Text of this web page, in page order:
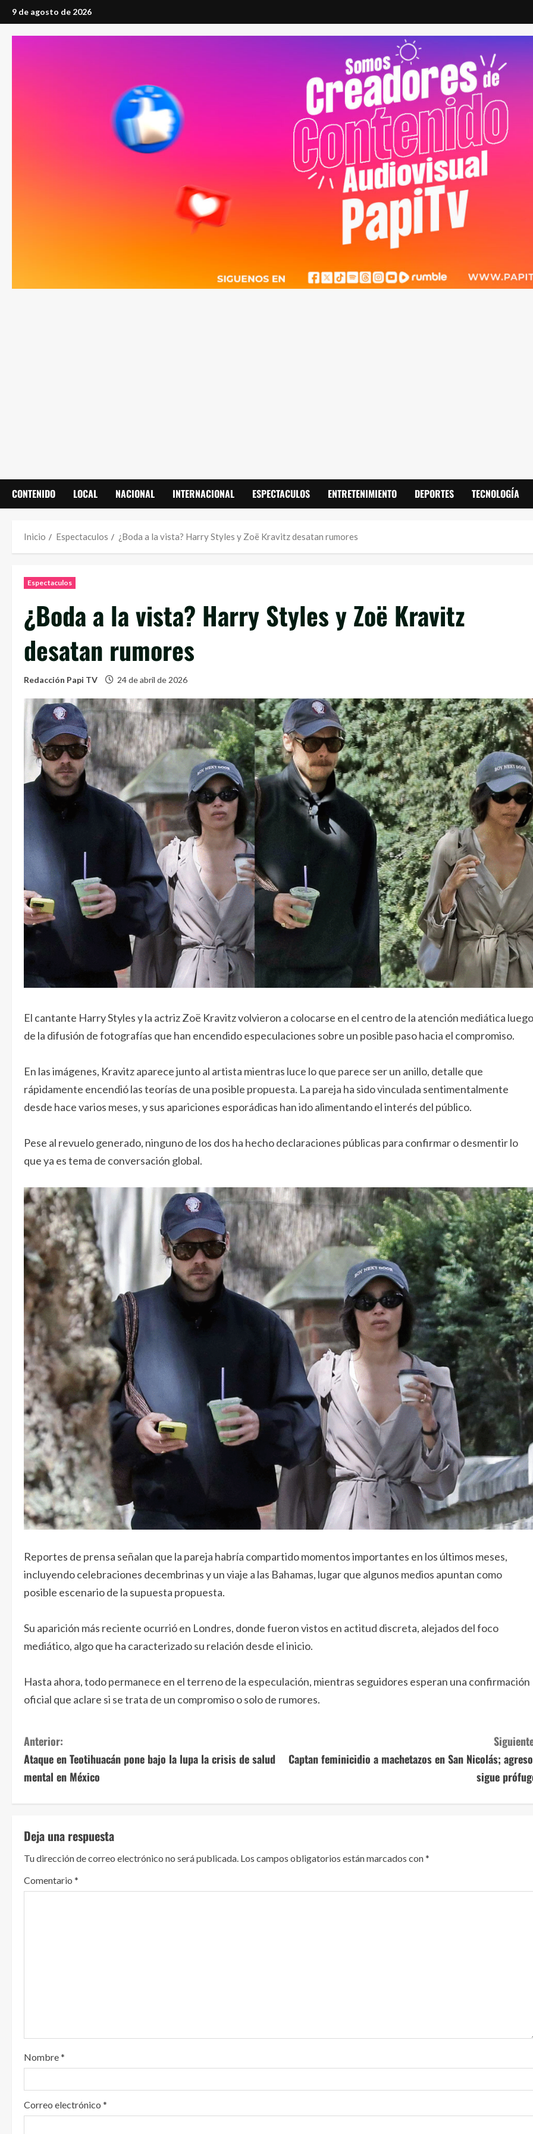
Saltar
al
contenido
9 de agosto de 2026
CONTENIDO LOCAL NACIONAL INTERNACIONAL ESPECTACULOS ENTRETENIMIENTO DEPORTES TECNOLOGÍA
Inicio Espectaculos ¿Boda a la vista? Harry Styles y Zoë Kravitz desatan rumores
Espectaculos
¿Boda a la vista? Harry Styles y Zoë Kravitz
desatan rumores
Redacción Papi TV 24 de abril de 2026
El cantante Harry Styles y la actriz Zoë Kravitz volvieron a colocarse en el centro de la atención mediática luego
de la difusión de fotografías que han encendido especulaciones sobre un posible paso hacia el compromiso.
En las imágenes, Kravitz aparece junto al artista mientras luce lo que parece ser un anillo, detalle que
rápidamente encendió las teorías de una posible propuesta. La pareja ha sido vinculada sentimentalmente
desde hace varios meses, y sus apariciones esporádicas han ido alimentando el interés del público.
Pese al revuelo generado, ninguno de los dos ha hecho declaraciones públicas para confirmar o desmentir lo
que ya es tema de conversación global.
Reportes de prensa señalan que la pareja habría compartido momentos importantes en los últimos meses,
incluyendo celebraciones decembrinas y un viaje a las Bahamas, lugar que algunos medios apuntan como
posible escenario de la supuesta propuesta.
Su aparición más reciente ocurrió en Londres, donde fueron vistos en actitud discreta, alejados del foco
mediático, algo que ha caracterizado su relación desde el inicio.
Hasta ahora, todo permanece en el terreno de la especulación, mientras seguidores esperan una confirmación
oficial que aclare si se trata de un compromiso o solo de rumores.
S
i
e
l
e
Anterior:
Ataque en Teotihuacán pone bajo la lupa la crisis de salud
mental en México
Captan feminicidio a machetazos en San Nicolás;
sigue
Deja una respuesta
Tu dirección de correo electrónico no será publicada. Los campos obligatorios están marcados con*
Comentario *
Nombre*
Correo electrónico *